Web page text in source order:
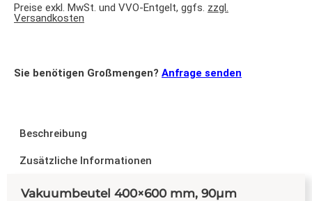
Preise exkl. MwSt. und VVO-Entgelt, ggfs. zzgl.
Versandkosten
Sie benötigen Großmengen? Anfrage senden
Beschreibung
Zusätzliche Informationen
Vakuumbeutel 400×600 mm, 90µm